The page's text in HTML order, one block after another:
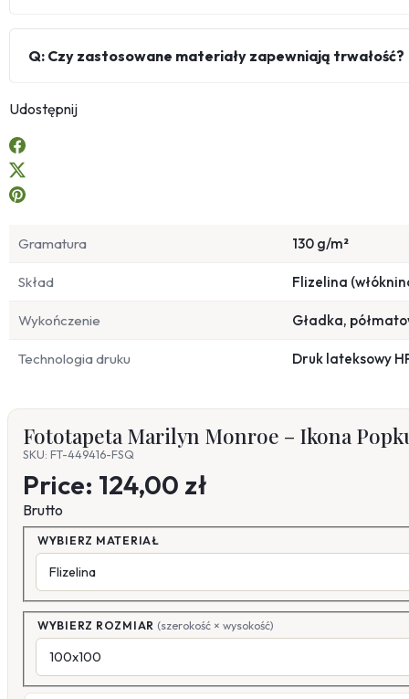
Q: Czy zastosowane materiały zapewniają trwałość?
Udostępnij
Gramatura 130 g/m²
Skład Flizelina
Wykończenie Gładka,
Technologia druku Druk lateksowy
Fototapeta Marilyn Monroe – Ikona
SKU: FT-449416-FSQ
Price: 124,00 zł
Brutto
WYBIERZ MATERIAŁ
WYBIERZ ROZMIAR (szerokość × wysokość)